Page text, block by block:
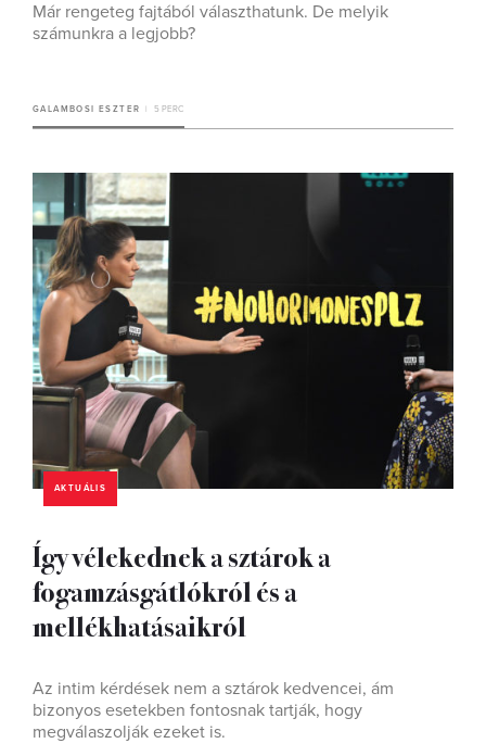
Már rengeteg fajtából választhatunk. De melyik
számunkra a legjobb?
GALAMBOSI ESZTER 5 PERC
AKTUÁLIS
Így vélekednek a sztárok a
fogamzásgátlókról és a
mellékhatásaikról
Az intim kérdések nem a sztárok kedvencei, ám
bizonyos esetekben fontosnak tartják, hogy
megválaszolják ezeket is.